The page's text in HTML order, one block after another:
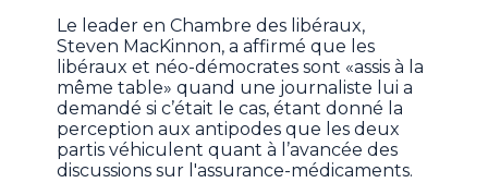
Le leader en Chambre des libéraux,
Steven MacKinnon, a affirmé que les
libéraux et néo-démocrates sont «assis à la
même table» quand une journaliste lui a
demandé si c’était le cas, étant donné la
perception aux antipodes que les deux
partis véhiculent quant à l’avancée des
discussions sur l'assurance-médicaments.